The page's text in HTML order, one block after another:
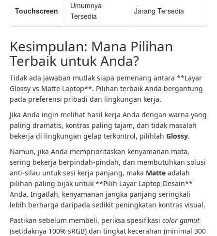
Touchscreen
Umumnya
Tersedia
Jarang Tersedia
Kesimpulan: Mana Pilihan
Terbaik untuk Anda?
Tidak ada jawaban mutlak siapa pemenang antara **Layar
Glossy vs Matte Laptop**. Pilihan terbaik Anda bergantung
pada preferensi pribadi dan lingkungan kerja.
Jika Anda ingin melihat hasil kerja Anda dengan warna yang
paling dramatis, kontras paling tajam, dan tidak masalah
bekerja di lingkungan gelap terkontrol, pilihlah Glossy.
Namun, jika Anda memprioritaskan kenyamanan mata,
sering bekerja berpindah-pindah, dan membutuhkan solusi
anti-silau untuk sesi kerja panjang, maka Matte adalah
pilihan paling bijak untuk **Pilih Layar Laptop Desain**
Anda. Ingatlah, kenyamanan jangka panjang seringkali
lebih berharga daripada sedikit peningkatan kontras visual.
Pastikan sebelum membeli, periksa spesifikasi color gamut
(setidaknya 100% sRGB) dan tingkat kecerahan (minimal 300